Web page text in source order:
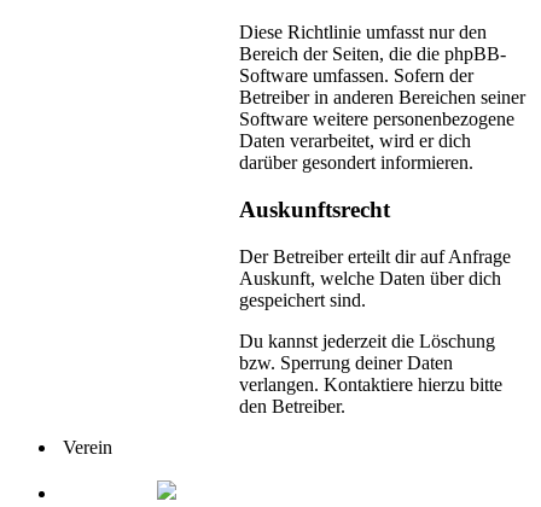
Diese Richtlinie umfasst nur den
Bereich der Seiten, die die phpBB-
Software umfassen. Sofern der
Betreiber in anderen Bereichen seiner
Software weitere personenbezogene
Daten verarbeitet, wird er dich
darüber gesondert informieren.
Auskunftsrecht
Der Betreiber erteilt dir auf Anfrage
Auskunft, welche Daten über dich
gespeichert sind.
Du kannst jederzeit die Löschung
bzw. Sperrung deiner Daten
verlangen. Kontaktiere hierzu bitte
den Betreiber.
Verein